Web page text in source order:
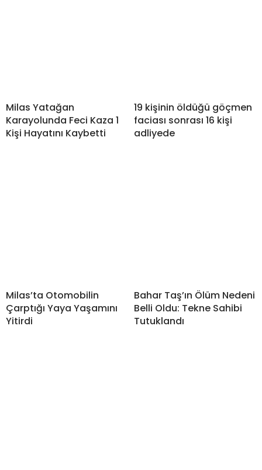
Milas Yatağan
Karayolunda Feci Kaza 1
Kişi Hayatını Kaybetti
19 kişinin öldüğü göçmen
faciası sonrası 16 kişi
adliyede
Milas’ta Otomobilin
Çarptığı Yaya Yaşamını
Yitirdi
Bahar Taş’ın Ölüm Nedeni
Belli Oldu: Tekne Sahibi
Tutuklandı